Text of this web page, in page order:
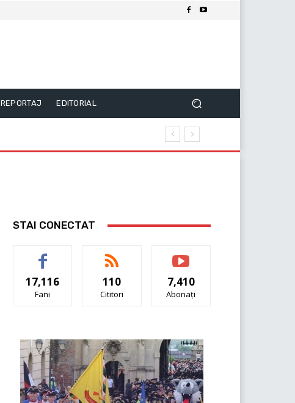
REPORTAJ EDITORIAL
STAI CONECTAT
17,116
Fani
110
Cititori
7,410
Abonați